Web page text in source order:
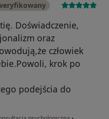
Doświadczenie,
oraz
człowiek
krok po
podejścia do